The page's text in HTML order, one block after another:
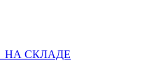
НА СКЛАДЕ